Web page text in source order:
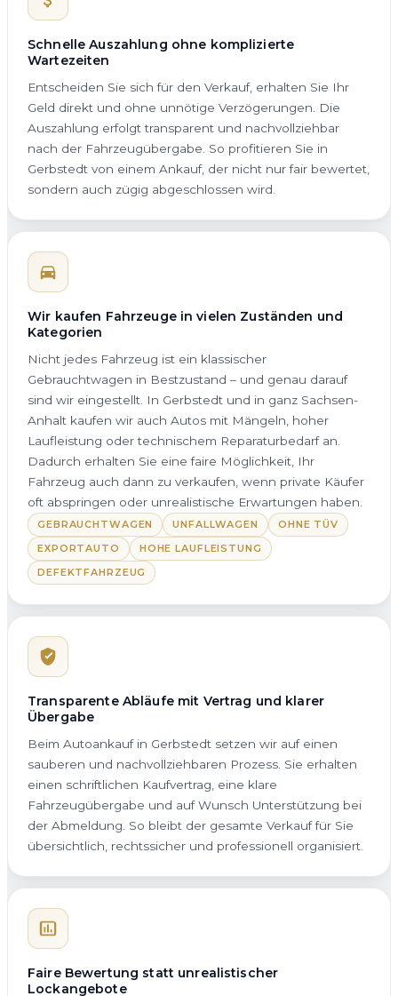
Schnelle Auszahlung ohne komplizierte
Wartezeiten
Entscheiden Sie sich für den Verkauf, erhalten Sie Ihr
Geld direkt und ohne unnötige Verzögerungen. Die
Auszahlung erfolgt transparent und nachvollziehbar
nach der Fahrzeugübergabe. So profitieren Sie in
Gerbstedt von einem Ankauf, der nicht nur fair bewertet,
sondern auch zügig abgeschlossen wird.
Wir kaufen Fahrzeuge in vielen Zuständen und
Kategorien
Nicht jedes Fahrzeug ist ein klassischer
Gebrauchtwagen in Bestzustand – und genau darauf
sind wir eingestellt. In Gerbstedt und in ganz Sachsen-
Anhalt kaufen wir auch Autos mit Mängeln, hoher
Laufleistung oder technischem Reparaturbedarf an.
Dadurch erhalten Sie eine faire Möglichkeit, Ihr
Fahrzeug auch dann zu verkaufen, wenn private Käufer
oft abspringen oder unrealistische Erwartungen haben.
GEBRAUCHTWAGEN UNFALLWAGEN
OHNE TÜV
EXPORTAUTO
HOHE LAUFLEISTUNG
DEFEKTFAHRZEUG
Transparente Abläufe mit Vertrag und klarer
Übergabe
Beim Autoankauf in Gerbstedt setzen wir auf einen
sauberen und nachvollziehbaren Prozess. Sie erhalten
einen schriftlichen Kaufvertrag, eine klare
Fahrzeugübergabe und auf Wunsch Unterstützung bei
der Abmeldung. So bleibt der gesamte Verkauf für Sie
übersichtlich, rechtssicher und professionell organisiert.
Faire Bewertung statt unrealistischer
Lockangebote